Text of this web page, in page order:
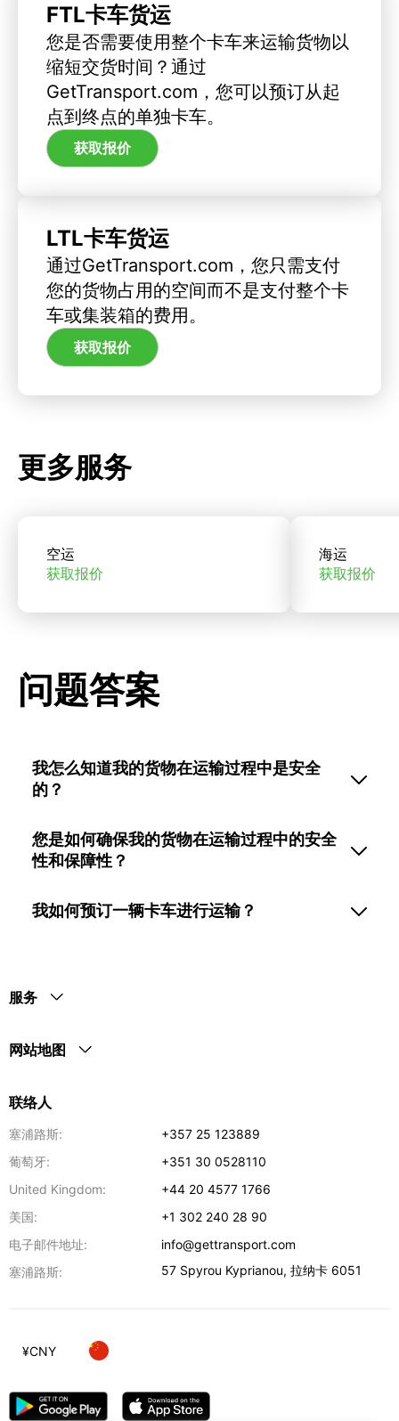
FTL卡车货运
您是否需要使用整个卡车来运输货物以
缩短交货时间？通过
GetTransport.com，您可以预订从起
点到终点的单独卡车。
获取报价
LTL卡车货运
通过GetTransport.com，您只需支付
您的货物占用的空间而不是支付整个卡
车或集装箱的费用。
获取报价
更多服务
空运
获取报价
海运
获取报价
问题答案
我怎么知道我的货物在运输过程中是安全
的？
您是如何确保我的货物在运输过程中的安全
性和保障性？
我如何预订一辆卡车进行运输？
服务
网站地图
联络人
塞浦路斯:
+357 25 123889
葡萄牙:
+351 30 0528110
United Kingdom:
+44 20 4577 1766
美国:
+1 302 240 28 90
电子邮件地址:
info@gettransport.com
塞浦路斯:
57 Spyrou Kyprianou,拉纳卡 6051
¥CNY